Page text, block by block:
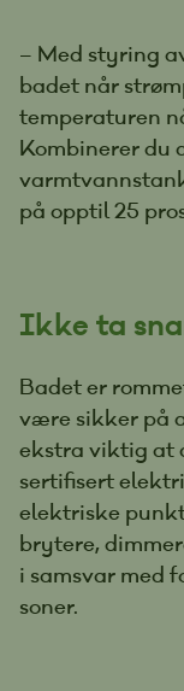
– Med styring
badet når
temperaturen
Kombinerer du
på opptil 25
Ikke ta
Badet er
være sikker på
ekstra viktig at
sertifisert
elektriske
brytere,
i samsvar med
soner.